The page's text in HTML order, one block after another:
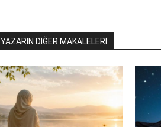
YAZARIN DİĞER MAKALELERİ